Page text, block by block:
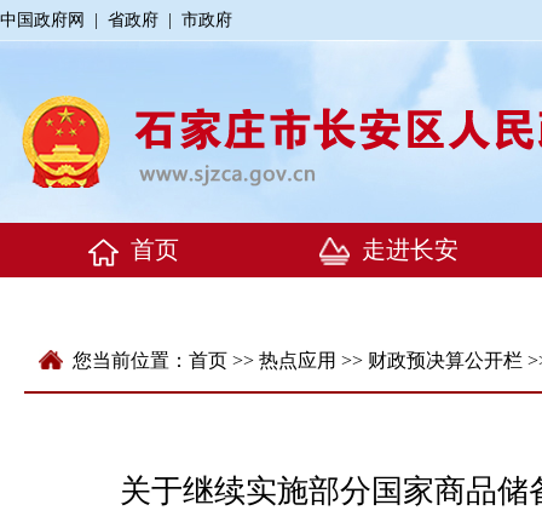
中国政府网 省政府 市政府
您当前位置： 首页 >> 热点应用 >> 财政预决算公开栏
关于继续实施部分国家商品